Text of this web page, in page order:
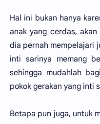
Hal ini bukan hanya
anak yang cerdas,
dia pernah mempelajari
inti sarinya memang
sehingga mudahlah
pokok gerakan yang inti
Betapa pun juga, untuk